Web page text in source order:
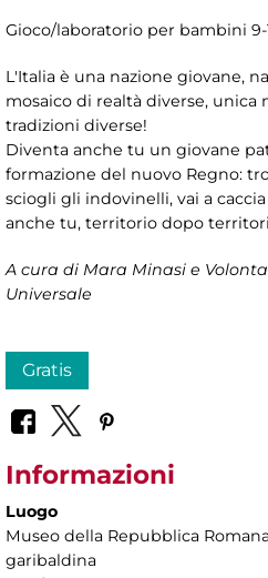
Gioco/laboratorio per bambini 9-
L'Italia è una nazione giovane,
mosaico di realtà diverse, unica
tradizioni diverse!
Diventa anche tu un giovane
formazione del nuovo Regno:
sciogli gli indovinelli, vai a
anche tu, territorio dopo
A cura di Mara Minasi e
Universale
Gratis
Informazioni
Luogo
Museo della Repubblica
garibaldina